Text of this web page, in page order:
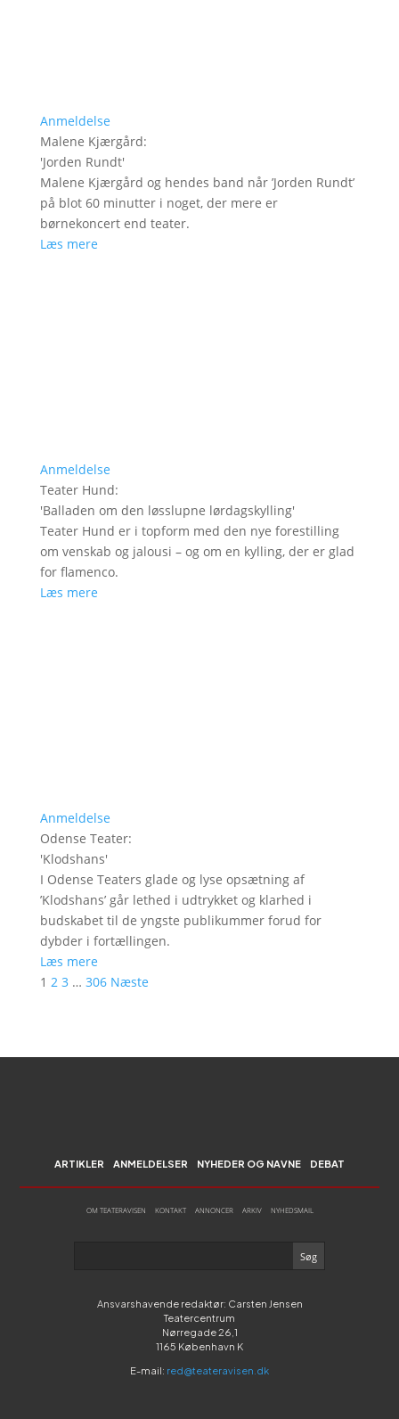
Anmeldelse
Malene Kjærgård:
'Jorden Rundt'
Malene Kjærgård og hendes band når ’Jorden Rundt’
på blot 60 minutter i noget, der mere er
børnekoncert end teater.
Læs mere
Anmeldelse
Teater Hund:
'Balladen om den løsslupne lørdagskylling'
Teater Hund er i topform med den nye forestilling
om venskab og jalousi – og om en kylling, der er glad
for flamenco.
Læs mere
Anmeldelse
Odense Teater:
'Klodshans'
I Odense Teaters glade og lyse opsætning af
’Klodshans’ går lethed i udtrykket og klarhed i
budskabet til de yngste publikummer forud for
dybder i fortællingen.
Læs mere
1 2 3 … 306 Næste
ARTIKLER ANMELDELSER NYHEDER OG NAVNE DEBAT
OM TEATERAVISEN KONTAKT ANNONCER ARKIV NYHEDSMAIL
Ansvarshavende redaktør: Carsten Jensen
Teatercentrum
Nørregade 26,1
1165 København K
E-mail: red@teateravisen.dk